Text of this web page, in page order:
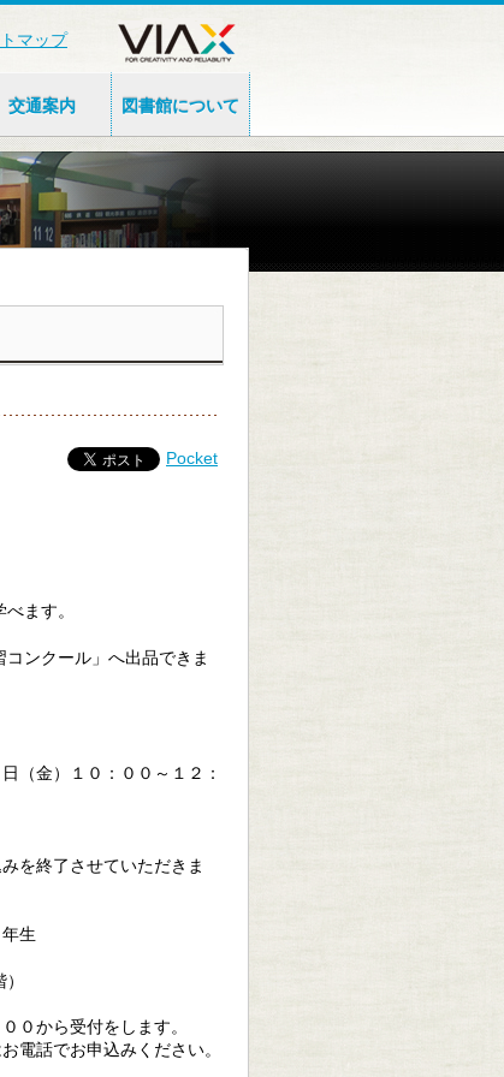
マップ
交通案内 図書館について
Pocket
ます。
ンクール」へ出品できま
（金）１０：００～１２：
を終了させていただきま
生
０から受付をします。
電話でお申込みください。